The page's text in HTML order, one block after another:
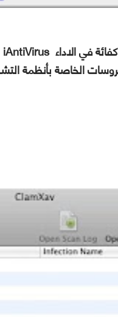
iAntiVirus في الاداء
الخاصة بأنظمة